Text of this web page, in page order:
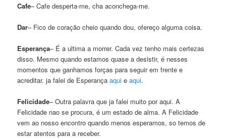
Cafe– Cafe desperta-me, cha aconchega-me.
Dar– Fico de coração cheio quando dou, ofereço alguma coisa.
Esperança– É a ultima a morrer. Cada vez tenho mais certezas
disso. Mesmo quando estamos quase a desistir, é nesses
momentos que ganhamos forças para seguir em frente e
acreditar. ja falei de Esperançaaqui eaqui.
Felicidade– Outra palavra que ja falei muito por aqui. A
Felicidade nao se procura, é um estado de alma. A Felicidade
vem ao nosso encontro quando menos esperamos, so temos de
estar atentos para a receber.